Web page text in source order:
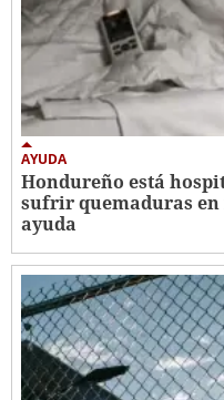
AYUDA
Hondureño está
sufrir quemaduras
ayuda